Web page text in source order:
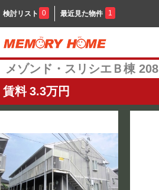
検討リスト 0 最近見た物件 1
メゾンド・スリシエＢ棟 208
賃料 3.3万円